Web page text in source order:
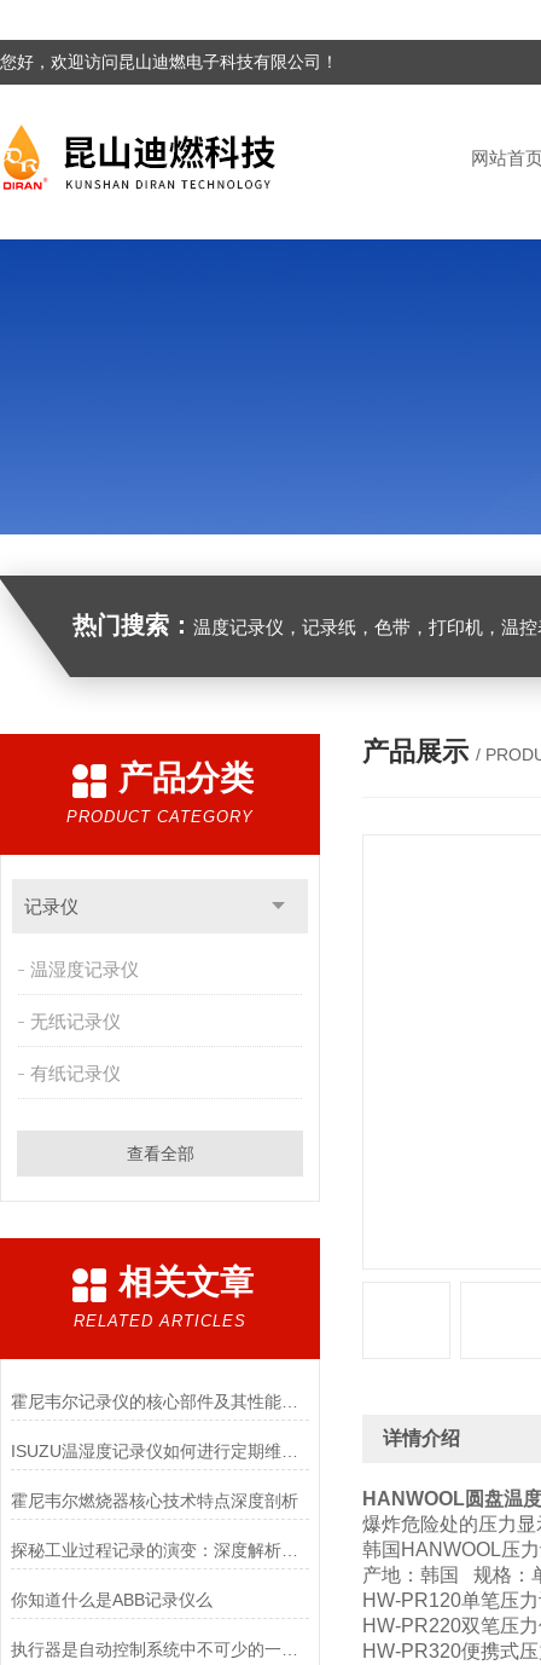
您好，欢迎访问昆山迪燃电子科技有限公司！
网站首
热门搜索： 温度记录仪，记录纸，色带，打印机，温控表
产品分类
PRODUCT CATEGORY
记录仪
温湿度记录仪
无纸记录仪
有纸记录仪
查看全部
相关文章
RELATED ARTICLES
霍尼韦尔记录仪的核心部件及其性能要求
霍尼韦尔燃烧器核心技术特点深度剖析
探秘工业过程记录的演变：深度解析HONEYWELL记录纸的显色机制与日常保养操作
你知道什么是ABB记录仪么
执行器是自动控制系统中不可少的一个重要组成部分
产品展示 /
详情介绍
HANWOOL圆盘温
爆炸危险处的压力
韩国HANWOOL压
产地：韩国 规格：
HW-PR120单笔压
HW-PR220双笔压
HW-PR320便携式